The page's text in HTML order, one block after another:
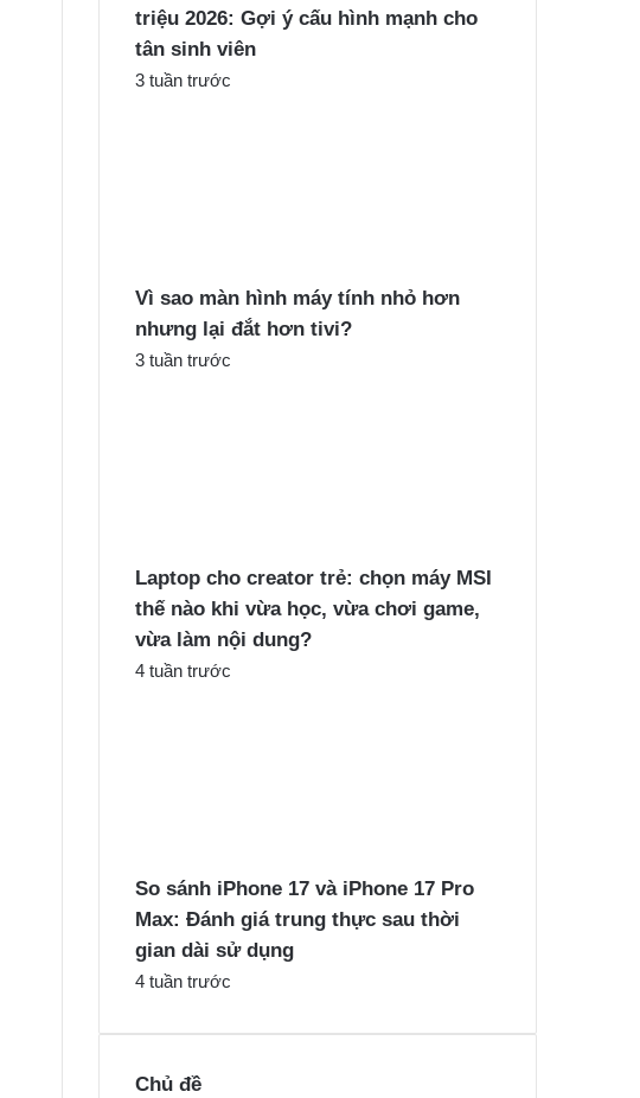
triệu 2026: Gợi ý cấu hình mạnh cho
tân sinh viên
3 tuần trước
Vì sao màn hình máy tính nhỏ hơn
nhưng lại đắt hơn tivi?
3 tuần trước
Laptop cho creator trẻ: chọn máy MSI
thế nào khi vừa học, vừa chơi game,
vừa làm nội dung?
4 tuần trước
So sánh iPhone 17 và iPhone 17 Pro
Max: Đánh giá trung thực sau thời
gian dài sử dụng
4 tuần trước
Chủ đề